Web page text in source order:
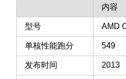
内容
型号 AMD
单核性能跑分 549
发布时间 2013